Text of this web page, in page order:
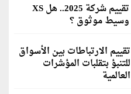
تقييم شركة 2025.. هل XS
وسيط موثوق ؟
تقييم الارتباطات بين الأسواق
للتنبؤ بتقلبات المؤشرات
العالمية